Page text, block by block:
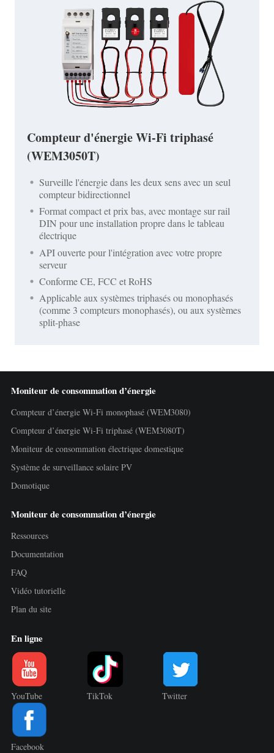
Compteur d'énergie Wi-Fi triphasé
(WEM3050T)
Surveille l'énergie dans les deux sens avec un seul
compteur bidirectionnel
Format compact et prix bas, avec montage sur rail
DIN pour une installation propre dans le tableau
électrique
API ouverte pour l'intégration avec votre propre
serveur
Conforme CE, FCC et RoHS
Applicable aux systèmes triphasés ou monophasés
(comme 3 compteurs monophasés), ou aux systèmes
split-phase
Moniteur de consommation d’énergie
Compteur d’énergie Wi-Fi monophasé (WEM3080)
Compteur d’énergie Wi-Fi triphasé (WEM3080T)
Moniteur de consommation électrique domestique
Système de surveillance solaire PV
Domotique
Moniteur de consommation d’énergie
Ressources
Documentation
FAQ
Vidéo tutorielle
Plan du site
En ligne
YouTube TikTok Twitter
Facebook